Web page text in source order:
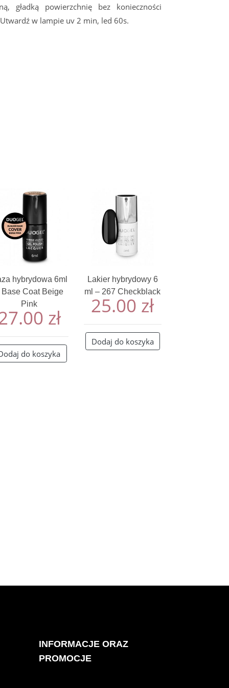
gładką powierzchnię bez konieczności
w lampie uv 2 min, led 60s.
hybrydowa 6ml
Base Coat Beige
Pink
zł
do koszyka
Lakier hybrydowy 6
ml – 267 Checkblack
25.00 zł
Dodaj do koszyka
INFORMACJE ORAZ
PROMOCJE